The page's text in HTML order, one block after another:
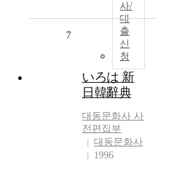
사/
대
출
신
청
7
いろは 新
日韓辭典
대동문화사 사
전편집부
대동문화사
1996